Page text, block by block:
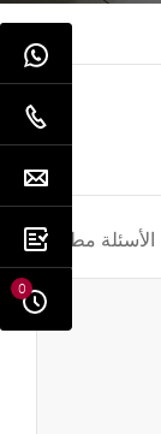
مطلوب
0